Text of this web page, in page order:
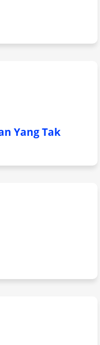
Yang Tak